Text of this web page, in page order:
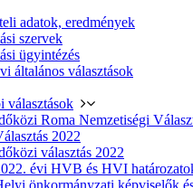
adatok, eredmények
szervek
ügyintézés
általános választások
választások
Roma Nemzetiségi
2022
választás 2022
évi HVB és HVI
önkormányzati képviselők